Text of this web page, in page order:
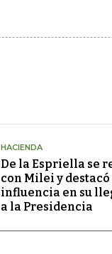
HACIENDA
De la Espriella se
con Milei y destacó
influencia en su
a la Presidencia